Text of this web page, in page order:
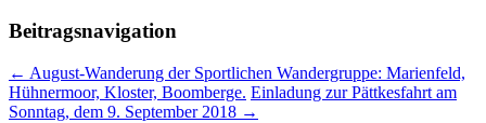
Beitragsnavigation
← August-Wanderung der Sportlichen Wandergruppe: Marienfeld,
Hühnermoor, Kloster, Boomberge. Einladung zur Pättkesfahrt am
Sonntag, dem 9. September 2018 →